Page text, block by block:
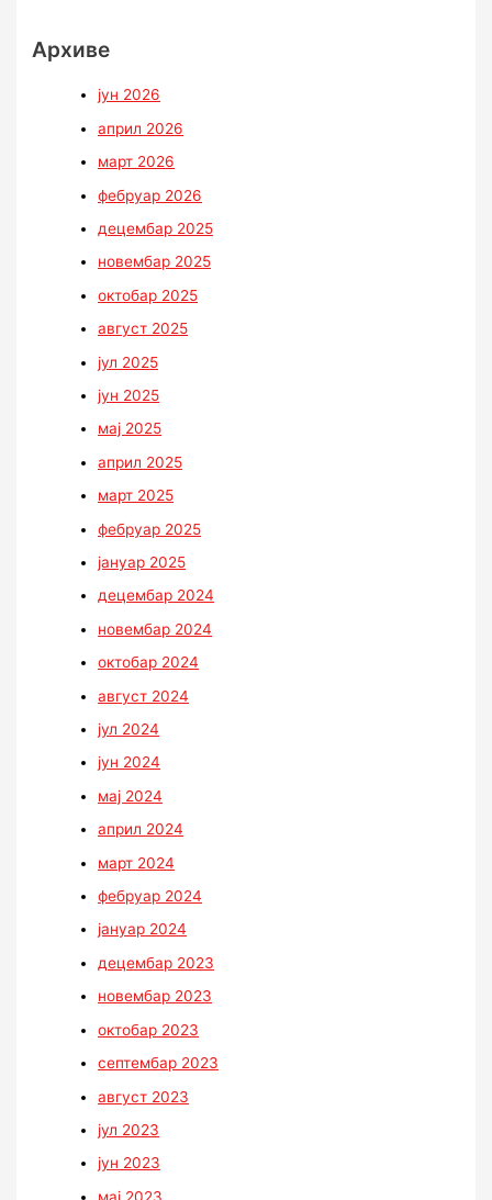
Архиве
јун 2026
април 2026
март 2026
фебруар 2026
децембар 2025
новембар 2025
октобар 2025
август 2025
јул 2025
јун 2025
мај 2025
април 2025
март 2025
фебруар 2025
јануар 2025
децембар 2024
новембар 2024
октобар 2024
август 2024
јул 2024
јун 2024
мај 2024
април 2024
март 2024
фебруар 2024
јануар 2024
децембар 2023
новембар 2023
октобар 2023
септембар 2023
август 2023
јул 2023
јун 2023
мај 2023